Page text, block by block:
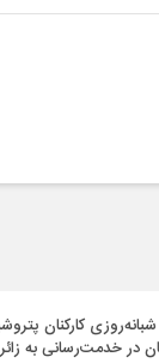
کارکنان
در خدمت‌رسانی به